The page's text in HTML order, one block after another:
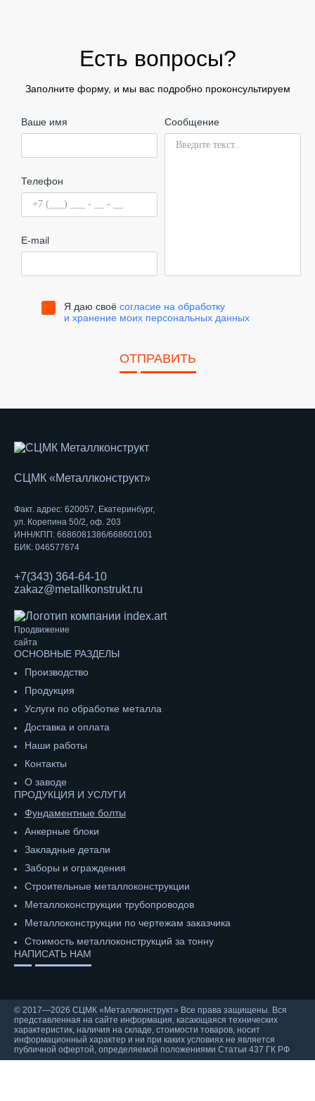
Есть вопросы?
Заполните форму, и мы вас подробно проконсультируем
Ваше имя
Телефон
E-mail
Сообщение
Я даю своё согласие на обработку
и хранение моих персональных данных
ОТПРАВИТЬ
СЦМК «Металлконструкт»
Факт. адрес: 620057, Екатеринбург,
ул. Корепина 50/2, оф. 203
ИНН/КПП: 6686081386/668601001
БИК: 046577674
+7(343) 364-64-10
zakaz@metallkonstrukt.ru
Продвижение
сайта
ОСНОВНЫЕ РАЗДЕЛЫ
Производство
Продукция
Услуги по обработке металла
Доставка и оплата
Наши работы
Контакты
О заводе
ПРОДУКЦИЯ И УСЛУГИ
Фундаментные болты
Анкерные блоки
Закладные детали
Заборы и ограждения
Строительные металлоконструкции
Металлоконструкции трубопроводов
Металлоконструкции по чертежам заказчика
Cтоимость металлоконструкций за тонну
НАПИСАТЬ НАМ
© 2017—2026 СЦМК «Металлконструкт» Все права защищены. Вся
представленная на сайте информация, касающаяся технических
характеристик, наличия на складе, стоимости товаров, носит
информационный характер и ни при каких условиях не является
публичной офертой, определяемой положениями Статьи 437 ГК РФ